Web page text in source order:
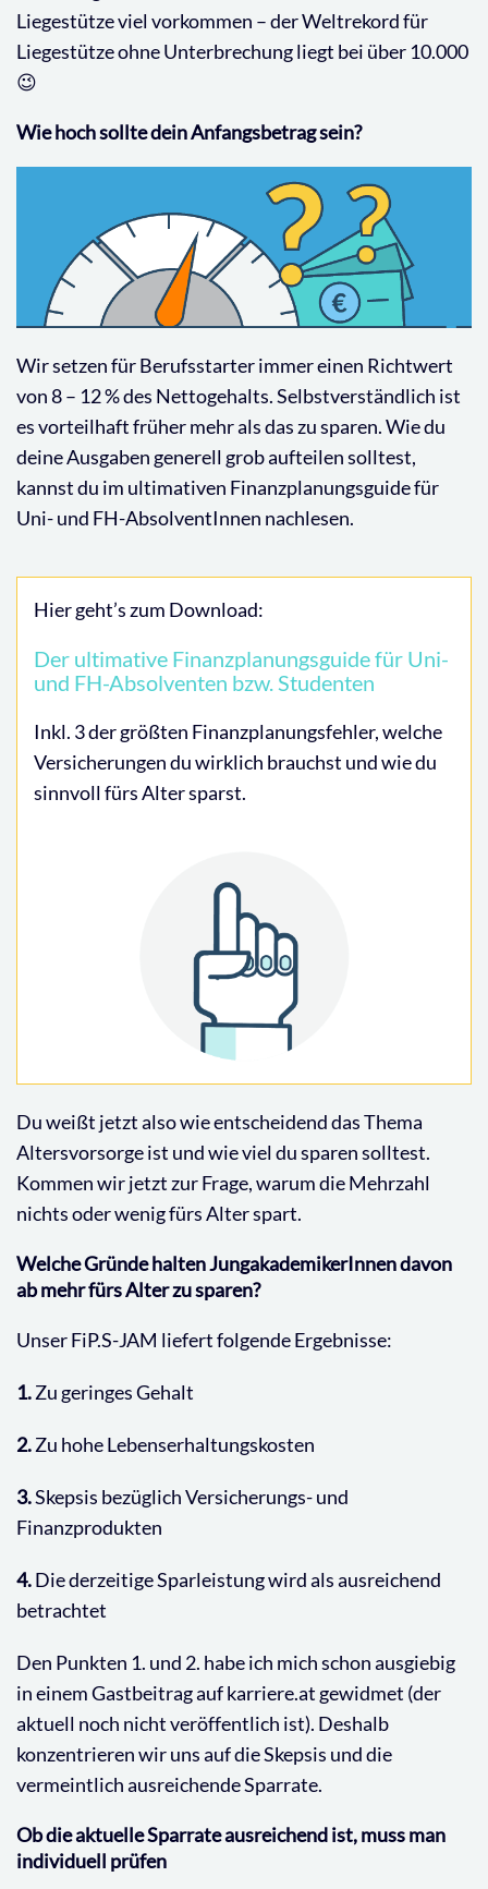
Liegestütze viel vorkommen – der Weltrekord für
Liegestütze ohne Unterbrechung liegt bei über 10.000
😉
Wie hoch sollte dein Anfangsbetrag sein?
Wir setzen für Berufsstarter immer einen Richtwert
von 8 – 12 % des Nettogehalts. Selbstverständlich ist
es vorteilhaft früher mehr als das zu sparen. Wie du
deine Ausgaben generell grob aufteilen solltest,
kannst du im ultimativen Finanzplanungsguide für
Uni- und FH-AbsolventInnen nachlesen.
Hier geht’s zum Download:
Der ultimative Finanzplanungsguide für Uni-
und FH-Absolventen bzw. Studenten
Inkl. 3 der größten Finanzplanungsfehler, welche
Versicherungen du wirklich brauchst und wie du
sinnvoll fürs Alter sparst.
Du weißt jetzt also wie entscheidend das Thema
Altersvorsorge ist und wie viel du sparen solltest.
Kommen wir jetzt zur Frage, warum die Mehrzahl
nichts oder wenig fürs Alter spart.
Welche Gründe halten JungakademikerInnen davon
ab mehr fürs Alter zu sparen?
Unser FiP.S-JAM liefert folgende Ergebnisse:
1.Zu geringes Gehalt
2.Zu hohe Lebenserhaltungskosten
3.Skepsis bezüglich Versicherungs- und
Finanzprodukten
4.Die derzeitige Sparleistung wird als ausreichend
betrachtet
Den Punkten 1. und 2. habe ich mich schon ausgiebig
in einem Gastbeitrag auf karriere.at gewidmet (der
aktuell noch nicht veröffentlich ist). Deshalb
konzentrieren wir uns auf die Skepsis und die
vermeintlich ausreichende Sparrate.
Ob die aktuelle Sparrate ausreichend ist, muss man
individuell prüfen